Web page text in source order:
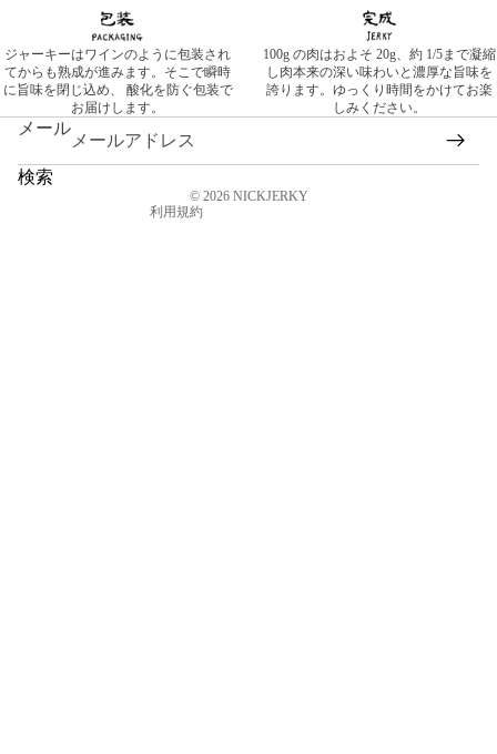
ジャーキーはワインのように包装され
てからも熟成が進みます。そこで瞬時
に旨味を閉じ込め、 酸化を防ぐ包装で
お届けします。
100g の肉はおよそ 20g、約 1/5まで凝縮
し肉本来の深い味わいと濃厚な旨味を
誇ります。ゆっくり時間をかけてお楽
しみください。
メール
検索
© 2026 NICKJERKY
利用規約
プライバシーポリシー
特定商取引法に基づく表記
連絡先情報
返金ポリシー
利用規約